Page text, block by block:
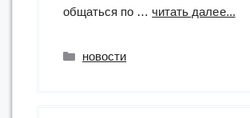
общаться по …читать далее...
Рубрики
новости